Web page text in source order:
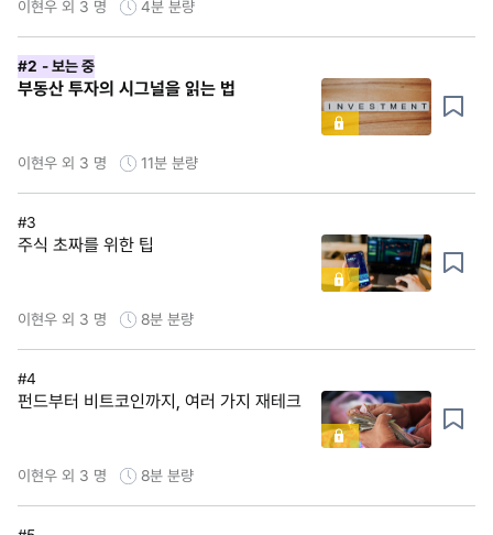
이현우 외 3 명 4분 분량
#2 - 보는 중
부동산 투자의 시그널을 읽는 법
이현우 외 3 명 11분 분량
#3
주식 초짜를 위한 팁
이현우 외 3 명 8분 분량
#4
펀드부터 비트코인까지, 여러 가지 재테크
이현우 외 3 명 8분 분량